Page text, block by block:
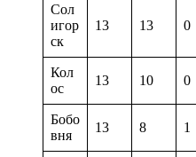
Сол
игор
ск
13 13 0
Кол
ос
13 10 0
Бобо
вня
13 8 1